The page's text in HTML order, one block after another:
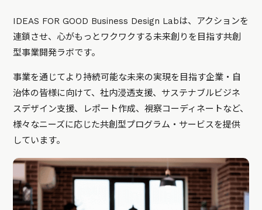
IDEAS FOR GOOD Business Design Labは、アクションを
連鎖させ、心がもっとワクワクする未来創りを目指す共創
型事業開発ラボです。
事業を通じてより持続可能な未来の実現を目指す企業・自
治体の皆様に向けて、社内浸透支援、サステナブルビジネ
スデザイン支援、レポート作成、視察コーディネートなど、
様々なニーズに応じた共創型プログラム・サービスを提供
しています。